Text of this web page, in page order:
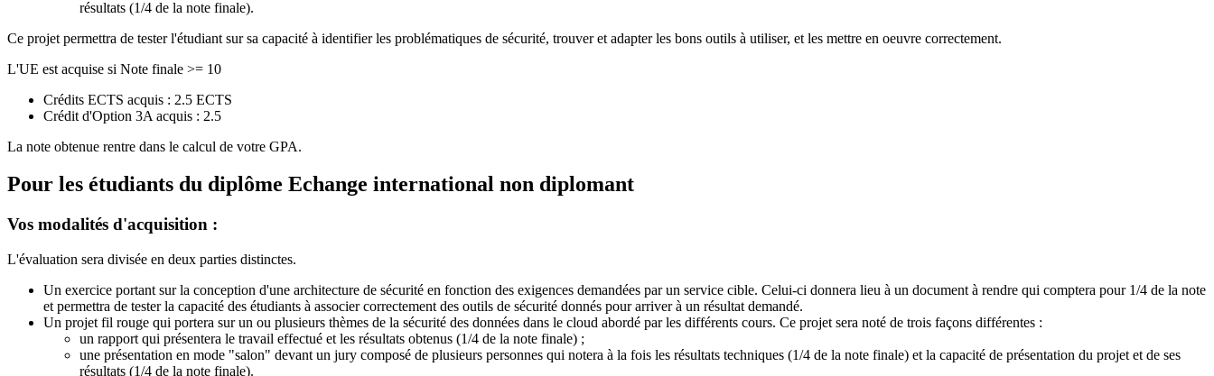
résultats (1/4 de la note finale).
Ce projet permettra de tester l'étudiant sur sa capacité à identifier les problématiques de sécurité, trouver et adapter les bons outils à utiliser, et les mettre en oeuvre correctement.
L'UE est acquise si Note finale >= 10
Crédits ECTS acquis : 2.5 ECTS
Crédit d'Option 3A acquis : 2.5
La note obtenue rentre dans le calcul de votre GPA.
Pour les étudiants du diplôme Echange international non diplomant
Vos modalités d'acquisition :
L'évaluation sera divisée en deux parties distinctes.
Un exercice portant sur la conception d'une architecture de sécurité en fonction des exigences demandées par un service cible. Celui-ci donnera lieu à un document à rendre qui comptera pour 1/4 de la note
et permettra de tester la capacité des étudiants à associer correctement des outils de sécurité donnés pour arriver à un résultat demandé.
Un projet fil rouge qui portera sur un ou plusieurs thèmes de la sécurité des données dans le cloud abordé par les différents cours. Ce projet sera noté de trois façons différentes :
un rapport qui présentera le travail effectué et les résultats obtenus (1/4 de la note finale) ;
une présentation en mode "salon" devant un jury composé de plusieurs personnes qui notera à la fois les résultats techniques (1/4 de la note finale) et la capacité de présentation du projet et de ses
résultats (1/4 de la note finale).